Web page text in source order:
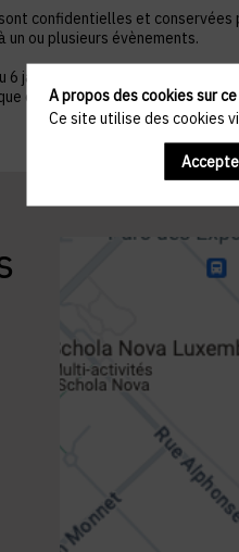
confidentielles et
ou plusieurs évènements.
janvier 1978 telle que
du droit de s’opposer à ce
A propos des cookies sur
Ce site utilise des cookies